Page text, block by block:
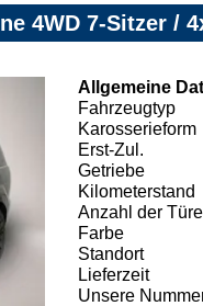
4WD 7-Sitzer /
Allgemeine
Fahrzeugtyp
Karosserieform
Erst-Zul.
Getriebe
Kilometerstand
Anzahl der
Farbe
Standort
Lieferzeit
Unsere